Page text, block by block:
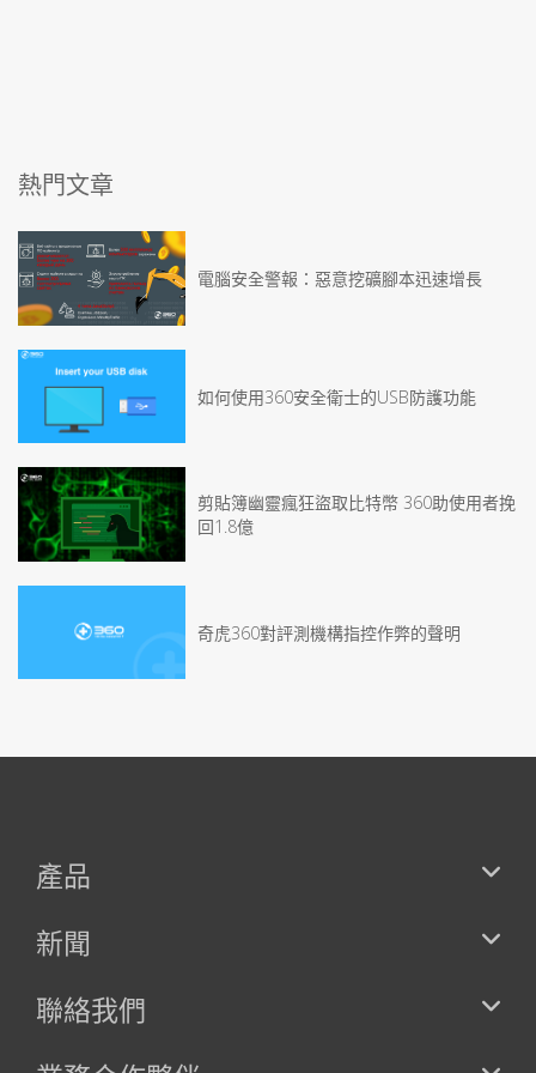
熱門文章
電腦安全警報：惡意挖礦腳本迅速增長
如何使用360安全衛士的USB防護功能
剪貼簿幽靈瘋狂盜取比特幣 360助使用者挽
回1.8億
奇虎360對評測機構指控作弊的聲明
產品
新聞
聯絡我們